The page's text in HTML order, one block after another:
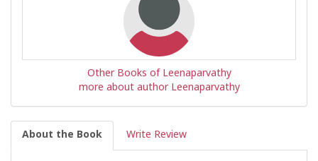
Other Books of Leenaparvathy
more about author Leenaparvathy
About the Book Write Review